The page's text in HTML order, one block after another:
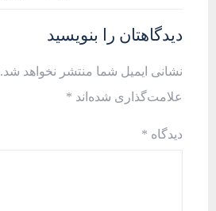
دیدگاهتان را بنویسید
نشانی ایمیل شما منتشر نخواهد شد.
علامت‌گذاری شده‌اند *
دیدگاه *